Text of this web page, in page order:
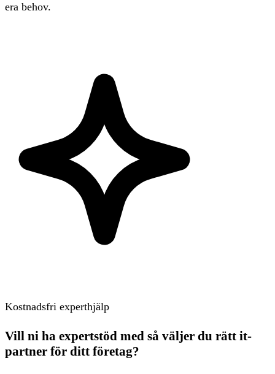
era behov.
Kostnadsfri experthjälp
Vill ni ha expertstöd med så väljer du rätt it-
partner för ditt företag?